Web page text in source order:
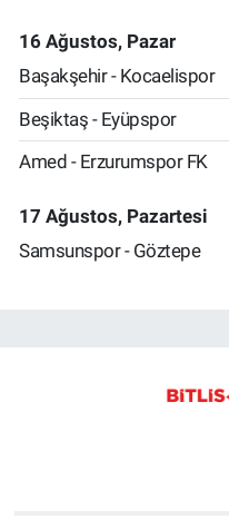
16 Ağustos, Pazar
Başakşehir - Kocaelispor
Beşiktaş - Eyüpspor
Amed - Erzurumspor FK
17 Ağustos, Pazartesi
Samsunspor - Göztepe